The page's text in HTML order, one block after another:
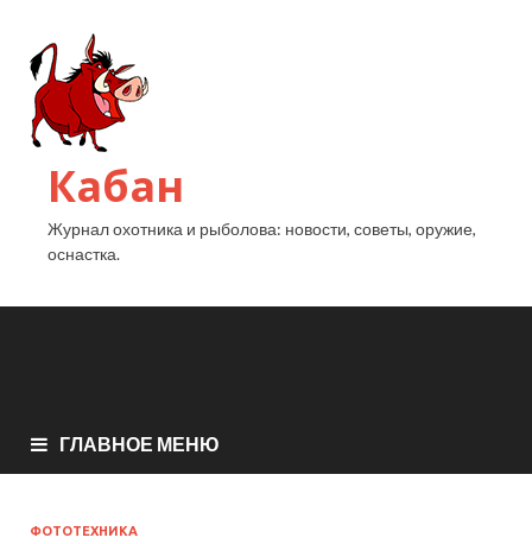
Кабан
Журнал охотника и рыболова: новости, советы, оружие,
оснастка.
ГЛАВНОЕ МЕНЮ
ФОТОТЕХНИКА